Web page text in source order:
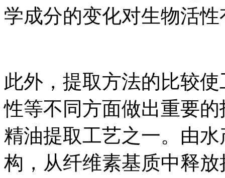
学成分的变化对生物活
此外，提取方法的比较
性等不同方面做出重要
精油提取工艺之一。由
构，从纤维素基质中释